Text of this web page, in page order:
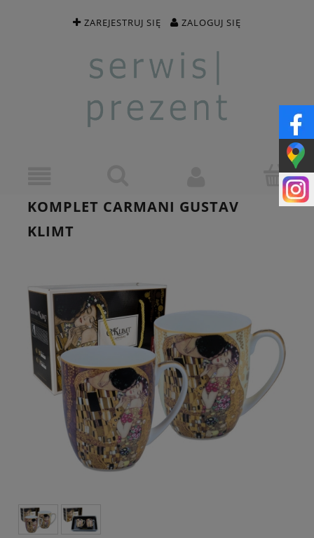
ZAREJESTRUJ SIĘ ZALOGUJ SIĘ
KOMPLET CARMANI GUSTAV
KLIMT